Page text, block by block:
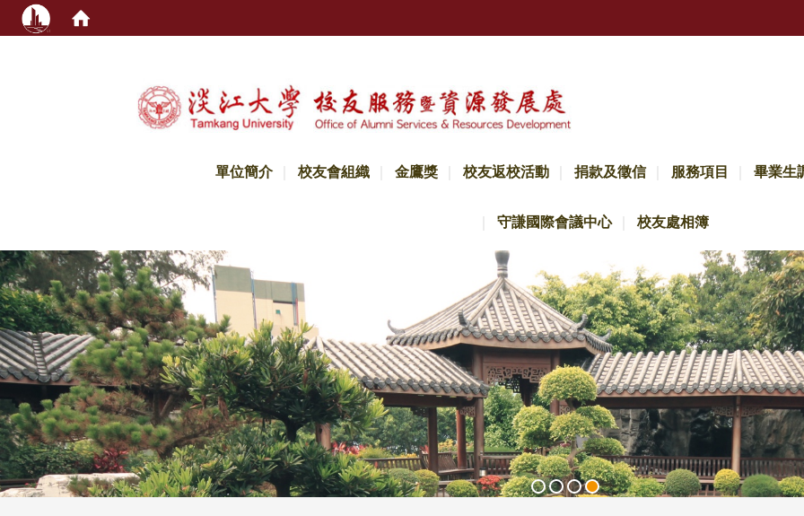
單位簡介 校友會組織 金鷹獎 校友返校活動 捐款及徵信 服務項目 畢業生
守謙國際會議中心 校友處相簿